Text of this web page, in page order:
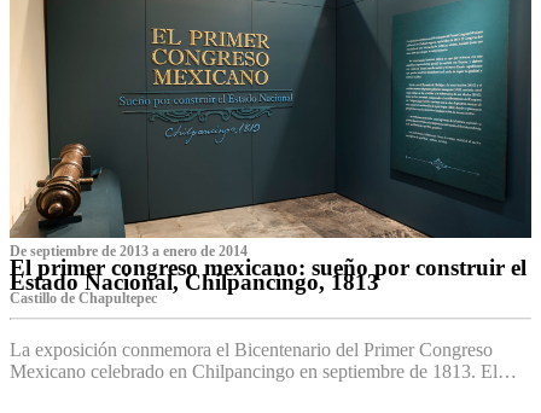
De septiembre de 2013 a enero de 2014
El primer congreso mexicano: sueño por construir el
Estado Nacional, Chilpancingo, 1813
Castillo de Chapultepec
La exposición conmemora el Bicentenario del Primer Congreso
Mexicano celebrado en Chilpancingo en septiembre de 1813. El…